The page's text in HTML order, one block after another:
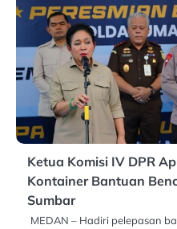
Ketua Komisi IV DPR
Kontainer Bantuan
Sumbar
MEDAN – Hadiri pelepasan